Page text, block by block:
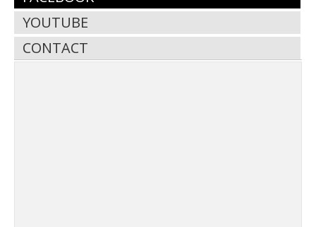
YOUTUBE
CONTACT